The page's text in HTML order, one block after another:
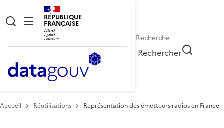
RÉPUBLIQUE
FRANÇAISE
Rechercher
Accueil Réutilisations Représentation des émetteurs radios en France